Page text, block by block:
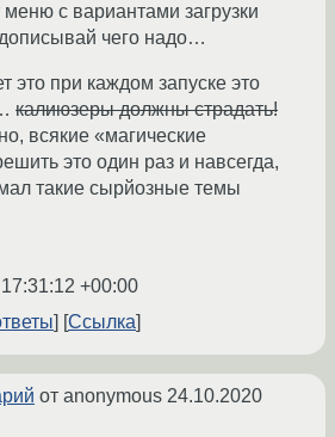
меню с вариантами загрузки
чего надо…
это при каждом запуске это
калиюзеры должны страдать!
всякие «магические
это один раз и навсегда,
такие сырйозные темы
+00:00
Ссылка
от anonymous 24.10.2020